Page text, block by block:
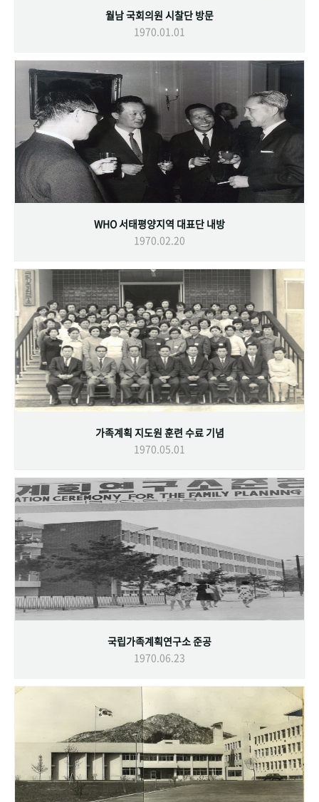
월남 국회의원 시찰단 방문
1970.01.01
WHO 서태평양지역 대표단 내방
1970.02.20
가족계획 지도원 훈련 수료 기념
1970.05.01
국립가족계획연구소 준공
1970.06.23